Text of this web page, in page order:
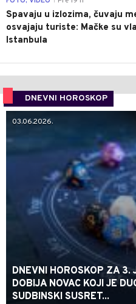
Spavaju u izlozima, čuvaju
osvajaju turiste: Mačke su
Istanbula
DNEVNI HOROSKOP
03.06.2026.
DNEVNI HOROSKOP ZA
DOBIJA NOVAC KOJI JE
SUDBINSKI SUSRET...